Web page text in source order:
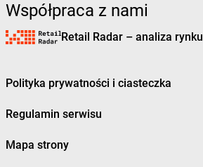
Współpraca z nami
Retail Radar – analiza rynku
Polityka prywatności i ciasteczka
Regulamin serwisu
Mapa strony